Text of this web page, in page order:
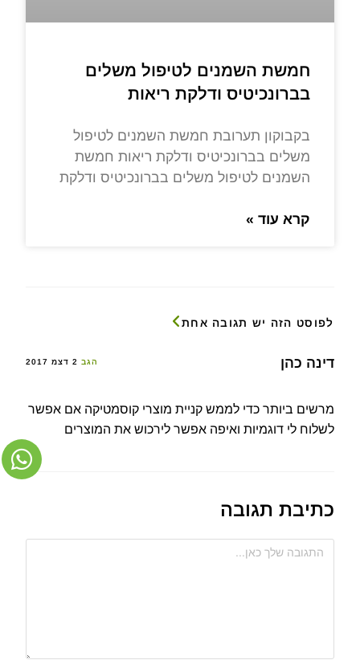
חמשת השמנים לטיפול משלים
בברונכיטיס ודלקת ריאות
בקבוקון תערובת חמשת השמנים לטיפול
משלים בברונכיטיס ודלקת ריאות חמשת
השמנים לטיפול משלים בברונכיטיס ודלקת
קרא עוד »
לפוסט הזה יש תגובה אחת
דינה כהן הגב 2 דצמ 2017
מרשים ביותר כדי לממש קניית מוצרי קוסמטיקה אם אפשר
לשלוח לי דוגמיות ואיפה אפשר לירכוש את המוצרים
כתיבת תגובה